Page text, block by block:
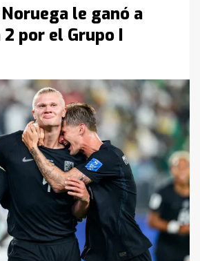
le ganó a
2 por el Grupo I